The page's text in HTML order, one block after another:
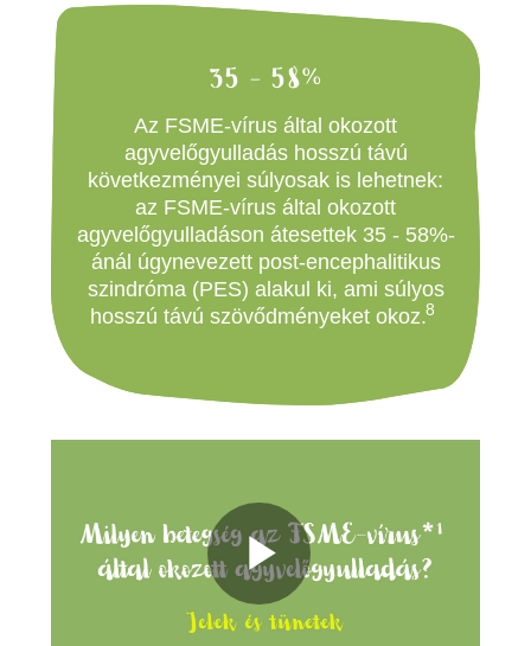
35 - 58%
Az FSME-vírus által okozott
agyvelőgyulladás hosszú távú
következményei súlyosak is lehetnek:
az FSME-vírus által okozott
agyvelőgyulladáson átesettek 35 - 58%-
ánál úgynevezett post-encephalitikus
szindróma (PES) alakul ki, ami súlyos
hosszú távú szövődményeket okoz.8
Play